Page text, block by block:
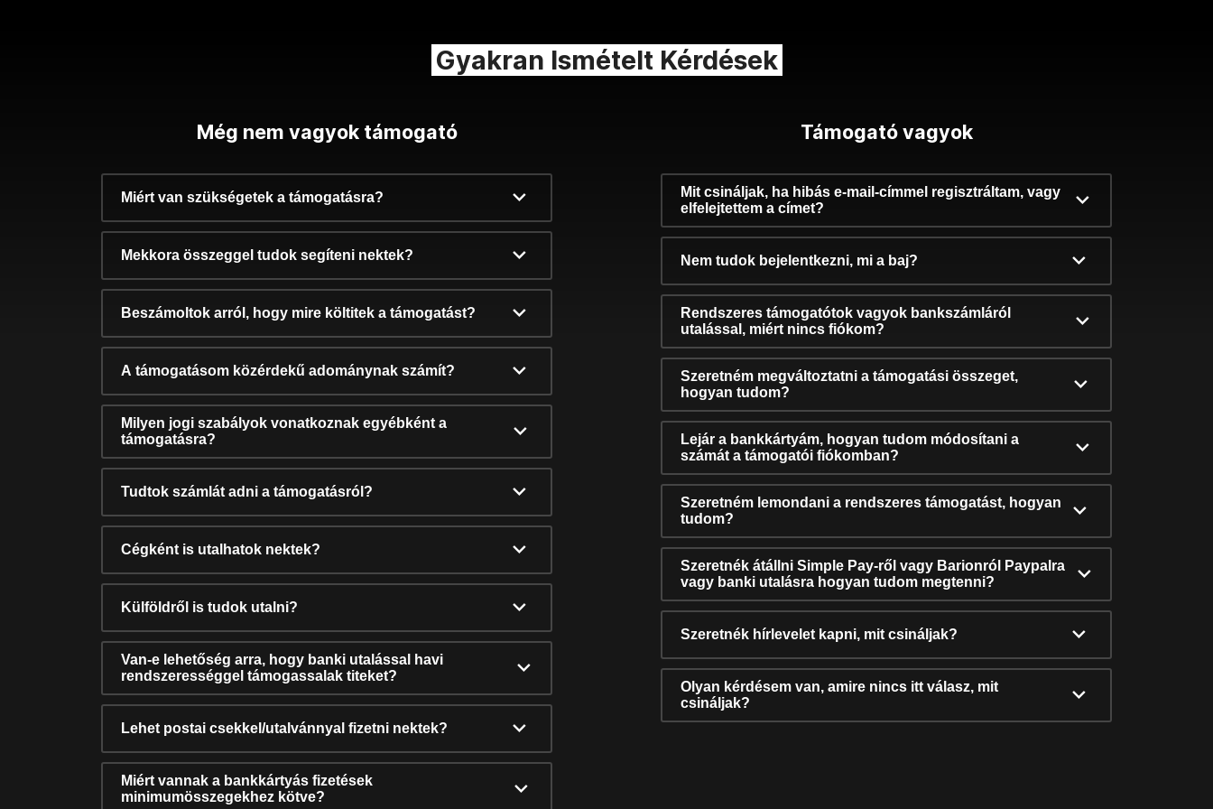
Gyakran Ismételt Kérdések
Még nem vagyok támogató
Miért van szükségetek a támogatásra?
Mekkora összeggel tudok segíteni nektek?
Beszámoltok arról, hogy mire költitek a támogatást?
A támogatásom közérdekű adománynak számít?
Milyen jogi szabályok vonatkoznak egyébként a
támogatásra?
Tudtok számlát adni a támogatásról?
Cégként is utalhatok nektek?
Külföldről is tudok utalni?
Van-e lehetőség arra, hogy banki utalással havi
rendszerességgel támogassalak titeket?
Lehet postai csekkel/utalvánnyal fizetni nektek?
Miért vannak a bankkártyás fizetések
minimumösszegekhez kötve?
Támogató vagyok
Mit csináljak, ha hibás e-mail-címmel regisztráltam, vagy
elfelejtettem a címet?
Nem tudok bejelentkezni, mi a baj?
Rendszeres támogatótok vagyok bankszámláról
utalással, miért nincs fiókom?
Szeretném megváltoztatni a támogatási összeget,
hogyan tudom?
Lejár a bankkártyám, hogyan tudom módosítani a
számát a támogatói fiókomban?
Szeretném lemondani a rendszeres támogatást, hogyan
tudom?
Szeretnék átállni Simple Pay-ről vagy Barionról Paypalra
vagy banki utalásra hogyan tudom megtenni?
Szeretnék hírlevelet kapni, mit csináljak?
Olyan kérdésem van, amire nincs itt válasz, mit
csináljak?